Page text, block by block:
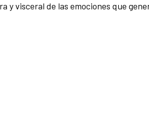
y visceral de las emociones que